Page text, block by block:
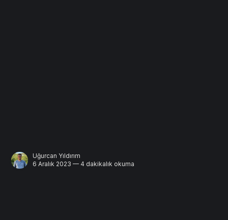
Uğurcan Yıldırım
6 Aralık 2023 — 4 dakikalık okuma